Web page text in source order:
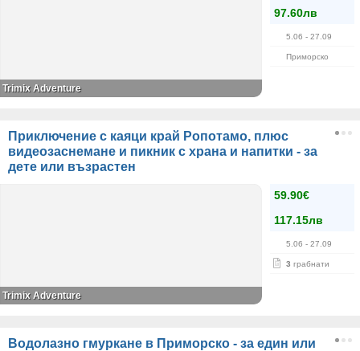
97.60лв
5.06 - 27.09
Приморско
Trimix Adventure
Приключение с каяци край Ропотамо, плюс
видеозаснемане и пикник с храна и напитки - за
дете или възрастен
59.90€
117.15лв
5.06 - 27.09
3 грабнати
Trimix Adventure
Водолазно гмуркане в Приморско - за един или